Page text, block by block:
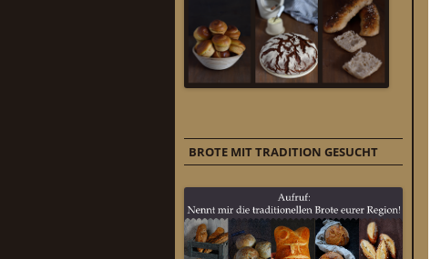
BROTE MIT TRADITION GESUCHT